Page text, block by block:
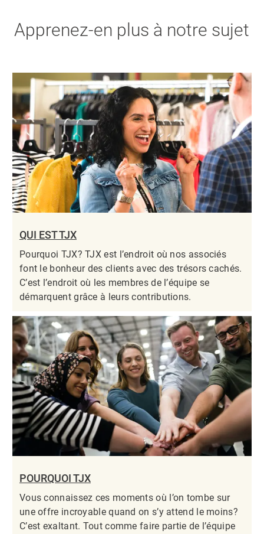
Apprenez-en plus à notre sujet
QUI EST TJX
Pourquoi TJX? TJX est l’endroit où nos associés
font le bonheur des clients avec des trésors cachés.
C’est l’endroit où les membres de l’équipe se
démarquent grâce à leurs contributions.​​​​​​​
POURQUOI TJX
Vous connaissez ces moments où l’on tombe sur
une offre incroyable quand on s’y attend le moins?
C’est exaltant. Tout comme faire partie de l’équipe